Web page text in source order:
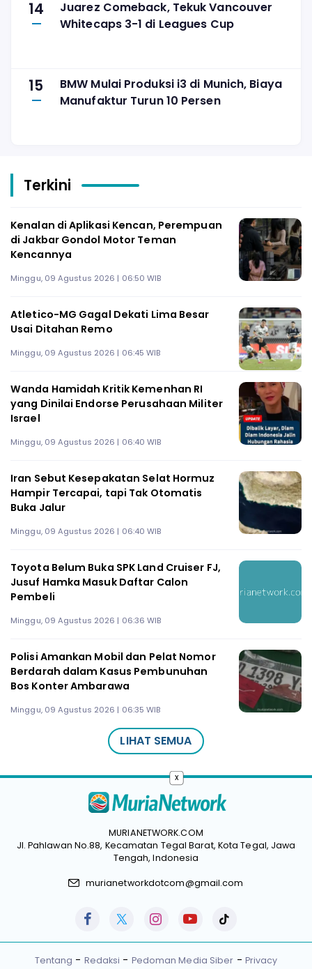
14
Juarez Comeback, Tekuk Vancouver
Whitecaps 3-1 di Leagues Cup
15
BMW Mulai Produksi i3 di Munich, Biaya
Manufaktur Turun 10 Persen
Terkini
Kenalan di Aplikasi Kencan, Perempuan
di Jakbar Gondol Motor Teman
Kencannya
Minggu, 09 Agustus 2026 | 06:50 WIB
Atletico-MG Gagal Dekati Lima Besar
Usai Ditahan Remo
Minggu, 09 Agustus 2026 | 06:45 WIB
Wanda Hamidah Kritik Kemenhan RI
yang Dinilai Endorse Perusahaan Militer
Israel
Minggu, 09 Agustus 2026 | 06:40 WIB
Iran Sebut Kesepakatan Selat Hormuz
Hampir Tercapai, tapi Tak Otomatis
Buka Jalur
Minggu, 09 Agustus 2026 | 06:40 WIB
Toyota Belum Buka SPK Land Cruiser FJ,
Jusuf Hamka Masuk Daftar Calon
Pembeli
Minggu, 09 Agustus 2026 | 06:36 WIB
Polisi Amankan Mobil dan Pelat Nomor
Berdarah dalam Kasus Pembunuhan
Bos Konter Ambarawa
Minggu, 09 Agustus 2026 | 06:35 WIB
LIHAT SEMUA
MURIANETWORK.COM
Jl. Pahlawan No.88, Kecamatan Tegal Barat, Kota Tegal, Jawa
Tengah, Indonesia
murianetworkdotcom@gmail.com
Tentang Redaksi Pedoman Media Siber Privacy
x